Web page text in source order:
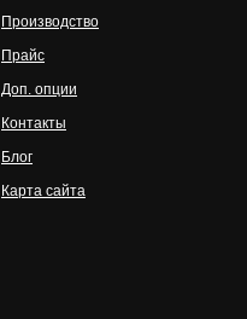
Производство
Прайс
Доп. опции
Контакты
Блог
Карта сайта